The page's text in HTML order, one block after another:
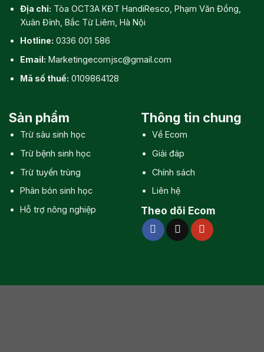
Địa chỉ: Tòa OCT3A KĐT HandiResco, Phạm Văn Đồng,
Xuân Đỉnh, Bắc Từ Liêm, Hà Nội
Hotline: 0336 001 586
Email: Marketingecomjsc@gmail.com
Mã số thuế: 0109864128
Sản phẩm
Trừ sâu sinh học
Trừ bệnh sinh học
Trừ tuyến trùng
Phân bón sinh học
Hỗ trợ nông nghiệp
Thông tin chung
Về Ecom
Giải đáp
Chính sách
Liên hệ
Theo dõi Ecom